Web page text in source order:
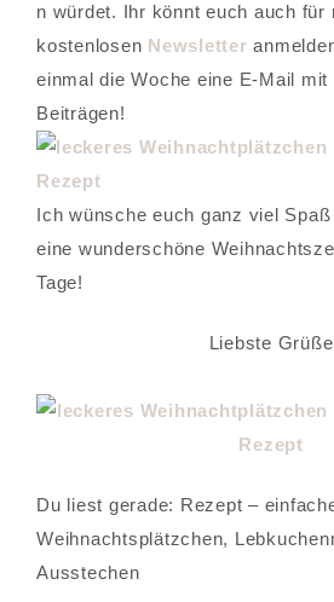
n würdet. Ihr könnt euch auch für
kostenlosen Newsletter
einmal die Woche eine E-Mail mit
Beiträgen!
Ich wünsche euch ganz viel
eine wunderschöne
Tage!
Liebste Grüße
Du liest gerade: Rezept –
Weihnachtsplätzchen,
Ausstechen